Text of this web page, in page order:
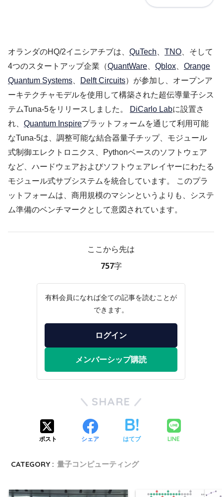
オランダのHQ/2イニシアチブは、 QuTech TNO 、そして
4つのスタートアップ企業（QuantWare Qblox
Orange
Quantum Systems
Delft Circuits）が参加し、オープンア
ーキテクチャモデルを使用して構築された超伝導量子シス
テムTuna-5をリリースしました。
DiCarlo Labに設置さ
れ、 Quantum Inspireプラットフォームを通じて利用可能
なTuna-5は、調整可能な結合器量子チップ、モジュール
式制御エレクトロニクス、Pythonベースのソフトウェア
など、ハードウェアおよびソフトウェアレイヤーにわたる
モジュール式サブシステムを統合しています。 このプラ
ットフォームは、商用規模のマシンというよりも、システ
ム準備のベンチマークとして意図されています。
ここから先は
757字
有料会員になれば全ての記事を読むことが
できます。
ログイン
メンバーシップ購読
SHARE
ポスト シェア はてブ LINE
CATEGORY : 量子コンピューティング